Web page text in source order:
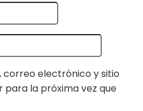
correo electrónico y sitio
la próxima vez que